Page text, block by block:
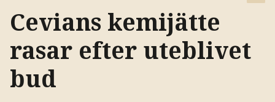
Cevians kemijätte
rasar efter uteblivet
bud